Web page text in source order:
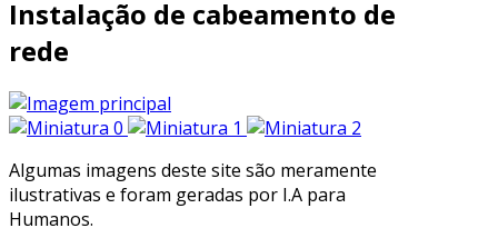
Instalação de cabeamento de
rede
Algumas imagens deste site são meramente
ilustrativas e foram geradas por I.A para
Humanos.